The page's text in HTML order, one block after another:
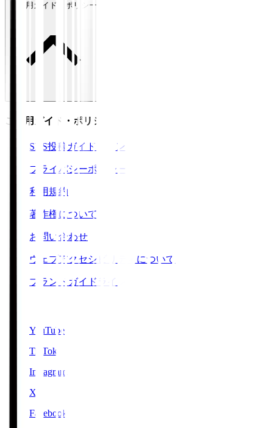
ご利用ガイド・ポリシー
ご利用ガイド・ポリシー
SNS投稿ガイドライン
プライバシーポリシー
利用規約
著作権について
お問い合わせ
ウェブアクセシビリティについて
ブランドガイドライン
YouTube
TikTok
Instagram
X
Facebook